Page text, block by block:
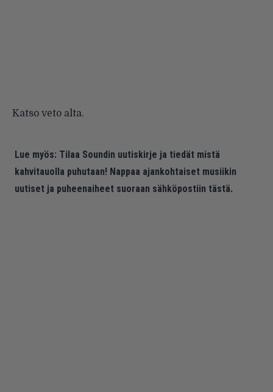
Katso veto alta.
Lue myös: Tilaa Soundin uutiskirje ja tiedät mistä
kahvitauolla puhutaan! Nappaa ajankohtaiset musiikin
uutiset ja puheenaiheet suoraan sähköpostiin tästä.